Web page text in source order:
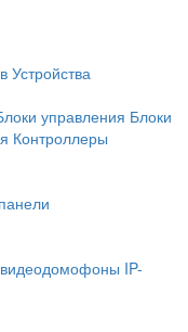
Устройства
управления Блоки
Контроллеры
IP-